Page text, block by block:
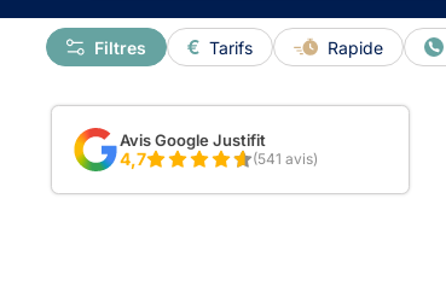
Tarifs Rapide
Filtres
Avis Google Justifit
4,7 (541 avis)